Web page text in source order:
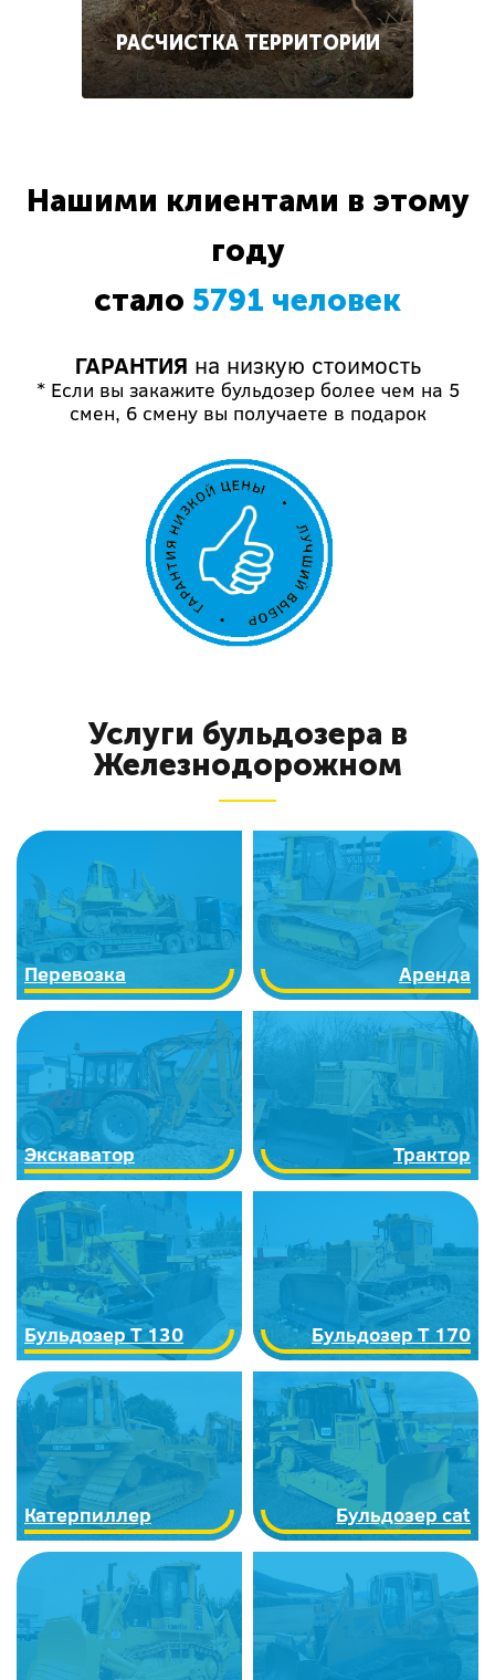
РАСЧИСТКА ТЕРРИТОРИИ
Нашими клиентами в этому
году
стало 5791 человек
ГАРАНТИЯ на низкую стоимость
* Если вы закажите бульдозер более чем на 5
смен, 6 смену вы получаете в подарок
Услуги бульдозера в
Железнодорожном
Перевозка Аренда
Экскаватор Трактор
Бульдозер Т 130 Бульдозер Т 170
Катерпиллер Бульдозер cat